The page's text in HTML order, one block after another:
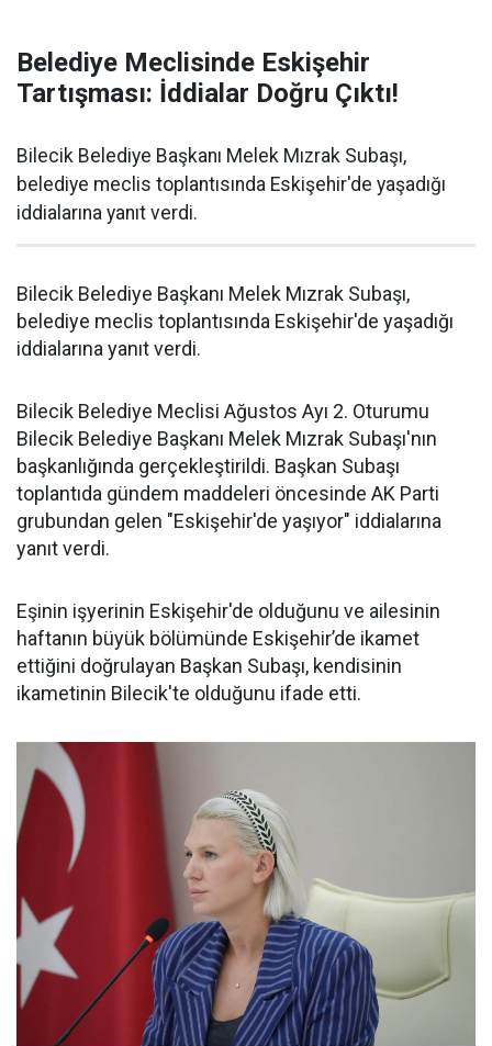
Belediye Meclisinde Eskişehir
Tartışması: İddialar Doğru Çıktı!
Bilecik Belediye Başkanı Melek Mızrak Subaşı,
belediye meclis toplantısında Eskişehir'de yaşadığı
iddialarına yanıt verdi.
Bilecik Belediye Başkanı Melek Mızrak Subaşı,
belediye meclis toplantısında Eskişehir'de yaşadığı
iddialarına yanıt verdi.
Bilecik Belediye Meclisi Ağustos Ayı 2. Oturumu
Bilecik Belediye Başkanı Melek Mızrak Subaşı'nın
başkanlığında gerçekleştirildi. Başkan Subaşı
toplantıda gündem maddeleri öncesinde AK Parti
grubundan gelen "Eskişehir'de yaşıyor" iddialarına
yanıt verdi.
Eşinin işyerinin Eskişehir'de olduğunu ve ailesinin
haftanın büyük bölümünde Eskişehir’de ikamet
ettiğini doğrulayan Başkan Subaşı, kendisinin
ikametinin Bilecik'te olduğunu ifade etti.